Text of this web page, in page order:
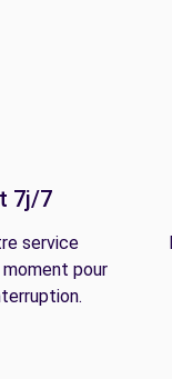
7j/7
service
pour